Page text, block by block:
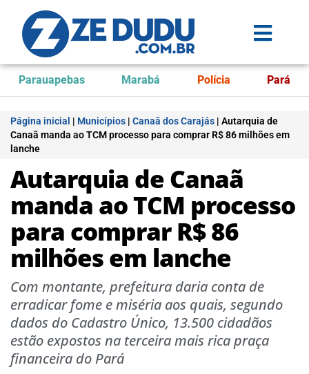
Parauapebas Marabá Polícia Pará
Página inicial | Municípios | Canaã dos Carajás | Autarquia de
Canaã manda ao TCM processo para comprar R$ 86 milhões em
lanche
Autarquia de Canaã
manda ao TCM processo
para comprar R$ 86
milhões em lanche
Com montante, prefeitura daria conta de
erradicar fome e miséria aos quais, segundo
dados do Cadastro Único, 13.500 cidadãos
estão expostos na terceira mais rica praça
financeira do Pará